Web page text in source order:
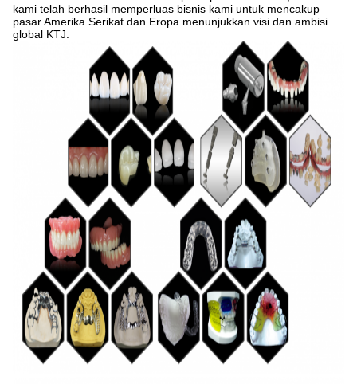
kami telah berhasil memperluas bisnis kami untuk mencakup
pasar Amerika Serikat dan Eropa.menunjukkan visi dan ambisi
global KTJ.